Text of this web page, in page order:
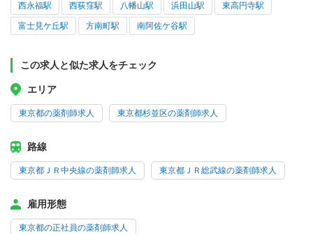
西永福駅 西荻窪駅 八幡山駅 浜田山駅 東高円寺駅
富士見ケ丘駅 方南町駅 南阿佐ケ谷駅
この求人と似た求人をチェック
エリア
東京都の薬剤師求人 東京都杉並区の薬剤師求人
路線
東京都ＪＲ中央線の薬剤師求人 東京都ＪＲ総武線の薬剤師求人
雇用形態
東京都の正社員の薬剤師求人